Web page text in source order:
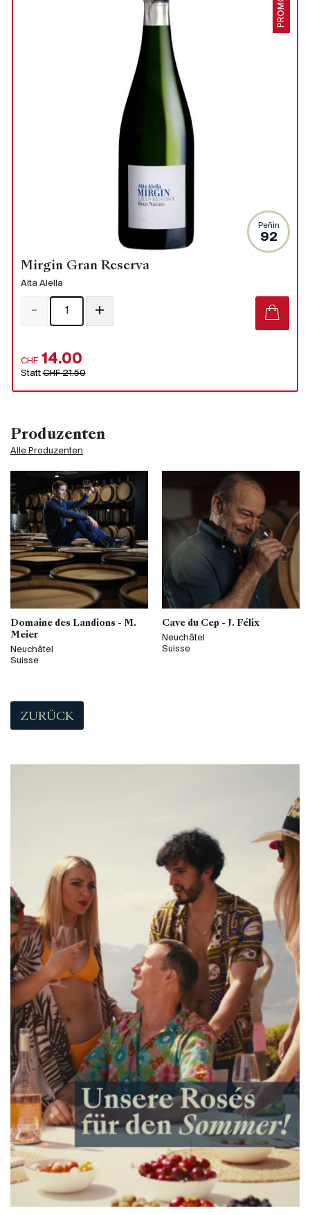
Produzenten
Alle Produzenten
Domaine des Landions - M.
Meier
Neuchâtel
Suisse
Cave du Cep - J. Félix
Neuchâtel
Suisse
ZURÜCK
PROMO
Peñin
92
Mirgin Gran Reserva
Alta Alella
CHF 14.00
StattCHF 21.50
- +